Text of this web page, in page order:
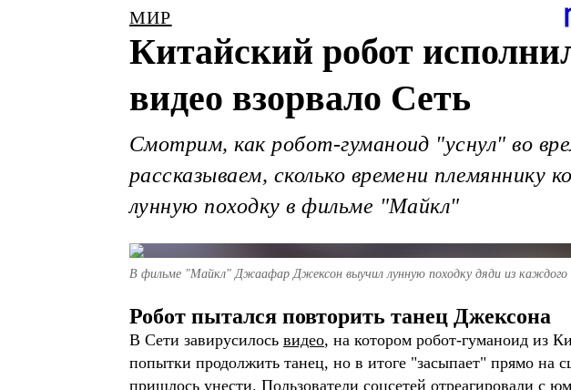
МИР
Китайский робот
видео взорвало Сеть
Смотрим, как робот-гуманоид "уснул" во
рассказываем, сколько времени
лунную походку в фильме "Майкл"
В фильме "Майкл" Джаафар Джексон выучил лунную походку дяди из каждого
Робот пытался повторить танец Джексона
В Сети завирусилось видео, на котором робот-гуманоид из
попытки продолжить танец, но в итоге "засыпает" прямо на
пришлось унести. Пользователи соцсетей отреагировали